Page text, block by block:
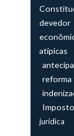
devedor
atípicas
reforma
jurídica